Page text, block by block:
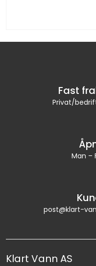
Fast
Privat/
Man –
post@klart-
Klart Vann AS